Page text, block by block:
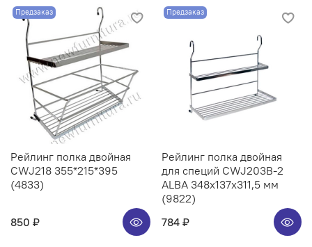
Предзаказ
Рейлинг полка двойная
CWJ218 355*215*395
(4833)
850 ₽
Предзаказ
Рейлинг полка двойная
для специй CWJ203B-2
ALBA 348x137x311,5 мм
(9822)
784 ₽